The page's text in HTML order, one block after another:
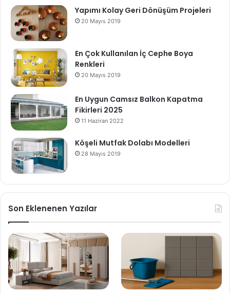
Yapımı Kolay Geri Dönüşüm Projeleri
20 Mayıs 2019
En Çok Kullanılan İç Cephe Boya
Renkleri
20 Mayıs 2019
En Uygun Camsız Balkon Kapatma
Fikirleri 2025
11 Haziran 2022
Köşeli Mutfak Dolabı Modelleri
28 Mayıs 2019
Son Eklenenen Yazılar